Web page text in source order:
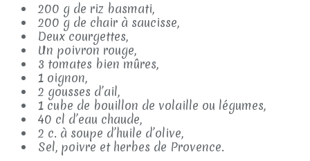
200 g de riz basmati,
200 g de chair à saucisse,
Deux courgettes,
Un poivron rouge,
3 tomates bien mûres,
1 oignon,
2 gousses d’ail,
1 cube de bouillon de volaille ou légumes,
40 cl d’eau chaude,
2 c. à soupe d’huile d’olive,
Sel, poivre et herbes de Provence.